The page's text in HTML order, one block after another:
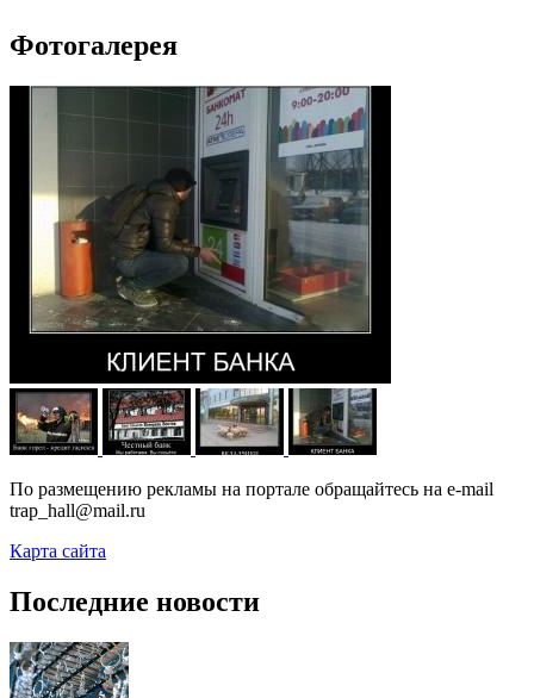
Фотогалерея
По размещению рекламы на портале обращайтесь на e-mail
trap_hall@mail.ru
Карта сайта
Последние новости